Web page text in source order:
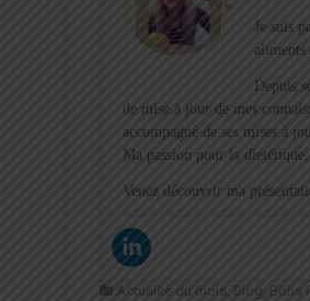
Je suis
aliments
Depuis
de mise à jour de mes
accompagné de ses mises à
Ma passion pour la
Venez découvrir ma
Actualité du mois, Blog Bons